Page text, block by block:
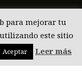
para mejorar tu
este sitio
Aceptar Leer más